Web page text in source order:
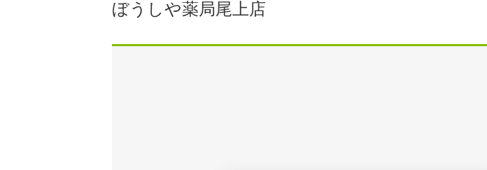
ぼうしや薬局尾上店